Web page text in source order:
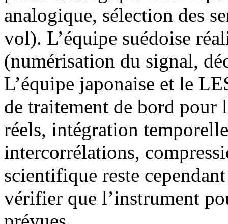
analogique, sélection des
vol). L’équipe suédoise
(numérisation du signal,
L’équipe japonaise et le
de traitement de bord pour
réels, intégration
intercorrélations,
scientifique reste
vérifier que l’instrument